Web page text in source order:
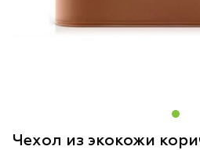
Чехол из экокожи